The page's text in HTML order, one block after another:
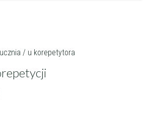
/ u korepetytora